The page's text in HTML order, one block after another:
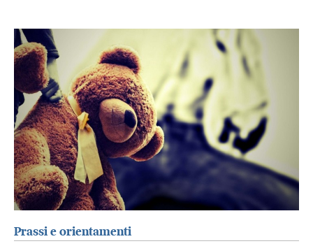
Prassi e orientamenti